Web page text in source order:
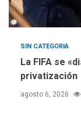
SIN CATEGORIA
La FIFA se
privatización
agosto 6, 2026